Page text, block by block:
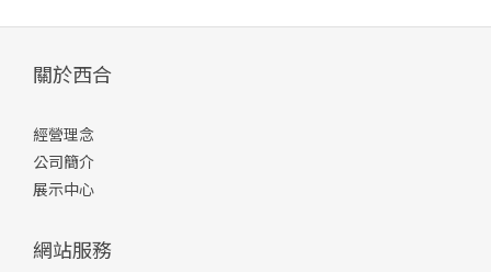
關於西合
經營理念
公司簡介
展示中心
網站服務